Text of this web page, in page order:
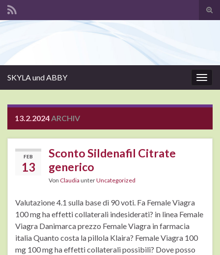
SKYLA und ABBY
13.2.2024ARCHIV
FEB
13
Sconto Sildenafil Citrate
generico
Von Claudia unterUncategorized
Valutazione 4.1 sulla base di 90 voti. Fa Female Viagra
100 mg ha effetti collaterali indesiderati? in linea Female
Viagra Danimarca prezzo Female Viagra in farmacia
italia Quanto costa la pillola Klaira? Female Viagra 100
mg 100 mg ha effetti collaterali possibili? Dove posso